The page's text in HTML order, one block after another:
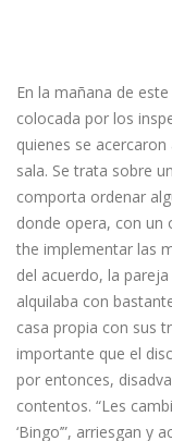
En la mañana de
colocada por los
quienes se
sala. Se trata sobre
comporta ordenar
donde opera, con un
the implementar las
del acuerdo, la
alquilaba con
casa propia con sus
importante que el
por entonces,
contentos. “Les
‘Bingo’”, arriesgan